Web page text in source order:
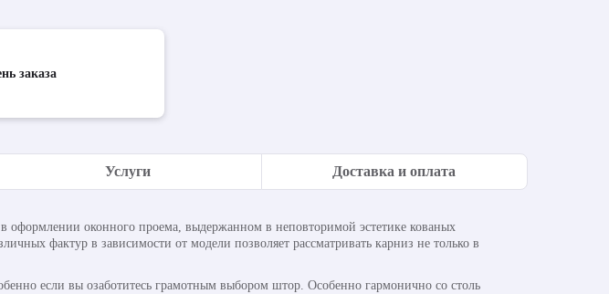
заказа
Услуги Доставка и оплата
оформлении оконного проема, выдержанном в неповторимой эстетике кованых
фактур в зависимости от модели позволяет рассматривать карниз не только в
если вы озаботитесь грамотным выбором штор. Особенно гармонично со столь